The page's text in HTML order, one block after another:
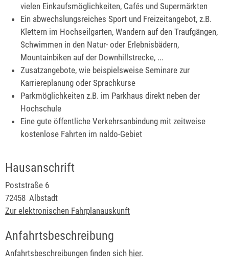
vielen Einkaufsmöglichkeiten, Cafés und Supermärkten
Ein abwechslungsreiches Sport und Freizeitangebot, z.B.
Klettern im Hochseilgarten, Wandern auf den Traufgängen,
Schwimmen in den Natur- oder Erlebnisbädern,
Mountainbiken auf der Downhillstrecke, ...
Zusatzangebote, wie beispielsweise Seminare zur
Karriereplanung oder Sprachkurse
Parkmöglichkeiten z.B. im Parkhaus direkt neben der
Hochschule
Eine gute öffentliche Verkehrsanbindung mit zeitweise
kostenlose Fahrten im naldo-Gebiet
Hausanschrift
Poststraße 6
72458 Albstadt
Zur elektronischen Fahrplanauskunft
Anfahrtsbeschreibung
Anfahrtsbeschreibungen finden sich hier.